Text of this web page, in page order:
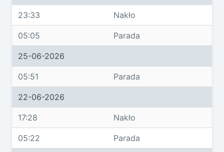
23:33 Nakło
05:05 Parada
25-06-2026
05:51 Parada
22-06-2026
17:28 Nakło
05:22 Parada